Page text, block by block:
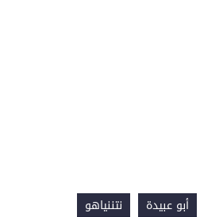
أبو عبيدة نتننياهو